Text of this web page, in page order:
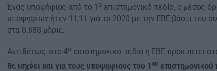
Ένας υποψήφιος από το 1 ο επιστημονικό πεδίο, ο μέσος
υποψηφίων ήταν 11,11 για το 2020 με την ΕΒΕ βάσει του
στα 8.888 μόρια.
Αντιθέτως, στο 4ο επιστημονικό πεδίο η ΕΒΕ προκύπτει
θα ισχύει και για τους υποψήφιους του 1 ου